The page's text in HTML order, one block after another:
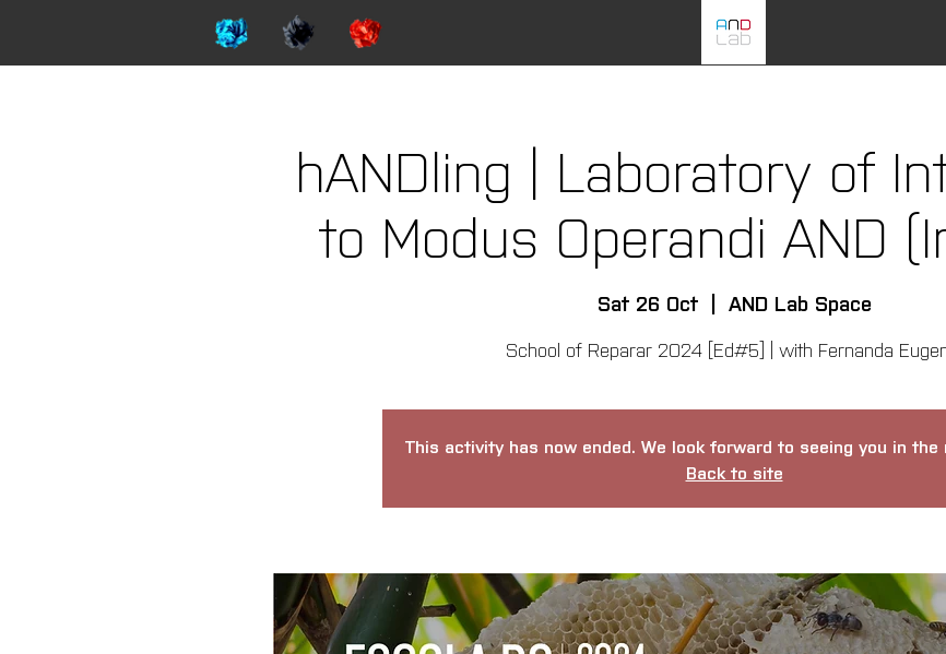
hANDling | Laboratory of
to Modus Operandi AND
Sat 26 Oct
  |
AND Lab Space
School of Reparar 2024 [Ed#5] | with Fernanda
This activity has now ended. We look forward to seeing you in
Back to site